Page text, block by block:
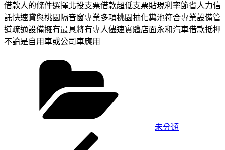
借款人的條件選擇北投支票借款超低支票貼現利率節省人力信
託快速貸與桃園隔音窗專業多項桃園抽化糞池符合專業設備管
道疏通設備擁有最具將有專人儘速實體店面永和汽車借款抵押
不論是自用車或公司車應用
未分類